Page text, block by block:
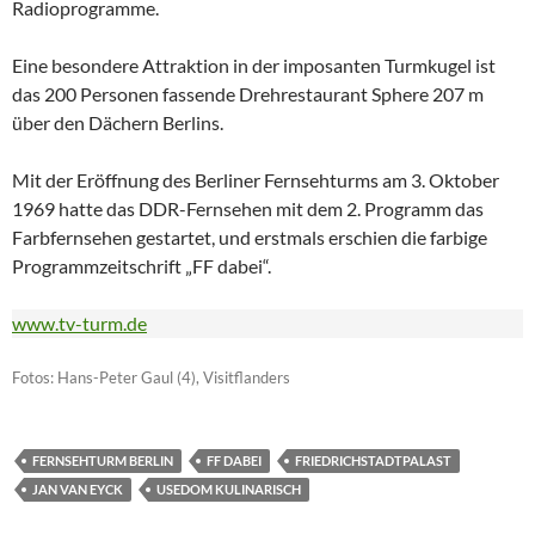
Radioprogramme.
Eine besondere Attraktion in der imposanten Turmkugel ist
das 200 Personen fassende Drehrestaurant Sphere 207 m
über den Dächern Berlins.
Mit der Eröffnung des Berliner Fernsehturms am 3. Oktober
1969 hatte das DDR-Fernsehen mit dem 2. Programm das
Farbfernsehen gestartet, und erstmals erschien die farbige
Programmzeitschrift „FF dabei“.
www.tv-turm.de
Fotos: Hans-Peter Gaul (4), Visitflanders
FERNSEHTURM BERLIN FF DABEI
FRIEDRICHSTADTPALAST
JAN VAN EYCK
USEDOM KULINARISCH